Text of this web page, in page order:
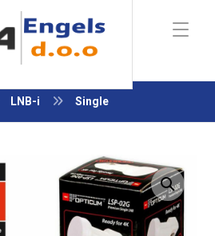
LNB-i Single
Enlarge the image